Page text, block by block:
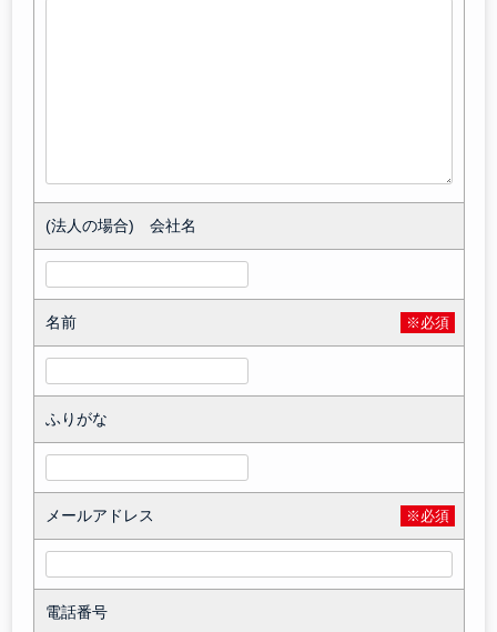
(法人の場合) 会社名
名前 ※必須
ふりがな
メールアドレス ※必須
電話番号